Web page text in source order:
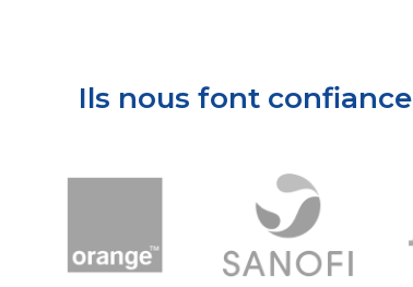
Ils nous font confiance